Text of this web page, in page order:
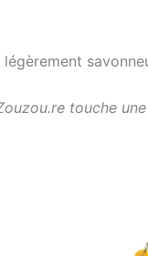
touche